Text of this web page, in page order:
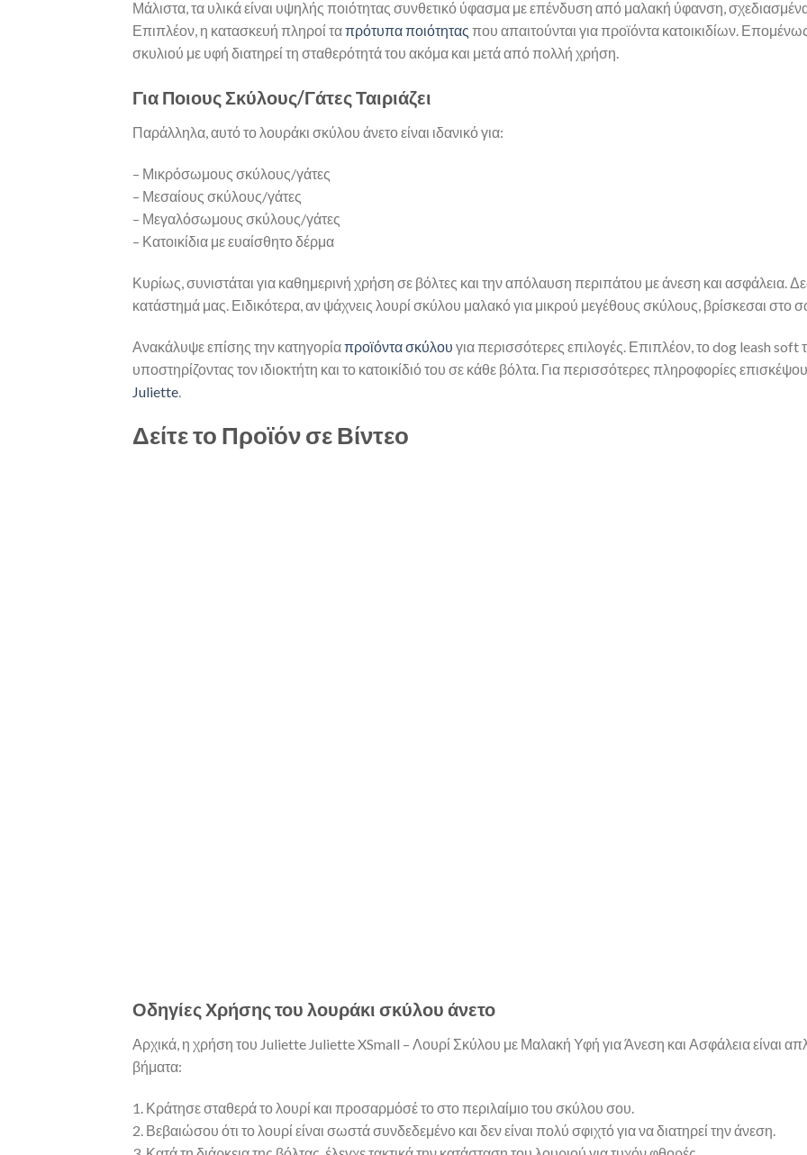
Μάλιστα, τα υλικά είναι υψηλής ποιότητας συνθετικό ύφασμα με επένδυση από μαλακή ύφανση,
Επιπλέον, η κατασκευή πληροί ταπρότυπα ποιότητας που απαιτούνται για προϊόντα κατοικιδίων.
σκυλιού με υφή διατηρεί τη σταθερότητά του ακόμα και μετά από πολλή χρήση.
Για Ποιους Σκύλους/Γάτες Ταιριάζει
Παράλληλα, αυτό το λουράκι σκύλου άνετο είναι ιδανικό για:
– Μικρόσωμους σκύλους/γάτες
– Μεσαίους σκύλους/γάτες
– Μεγαλόσωμους σκύλους/γάτες
– Κατοικίδια με ευαίσθητο δέρμα
Κυρίως, συνιστάται για καθημερινή χρήση σε βόλτες και την απόλαυση περιπάτου με άνεση και ασφάλεια.
κατάστημά μας. Ειδικότερα, αν ψάχνεις λουρί σκύλου μαλακό για μικρού μεγέθους σκύλους, βρίσκεσαι στο
Ανακάλυψε επίσης την κατηγορίαπροϊόντα σκύλου για περισσότερες επιλογές. Επιπλέον, το dog leash soft
υποστηρίζοντας τον ιδιοκτήτη και το κατοικίδιό του σε κάθε βόλτα. Για περισσότερες πληροφορίες
Juliette
Δείτε το Προϊόν σε Βίντεο
Οδηγίες Χρήσης του λουράκι σκύλου άνετο
Αρχικά, η χρήση του Juliette Juliette XSmall – Λουρί Σκύλου με Μαλακή Υφή για Άνεση και Ασφάλεια είναι
βήματα:
1. Κράτησε σταθερά το λουρί και προσαρμόσέ το στο περιλαίμιο του σκύλου σου.
2. Βεβαιώσου ότι το λουρί είναι σωστά συνδεδεμένο και δεν είναι πολύ σφιχτό για να διατηρεί την άνεση.